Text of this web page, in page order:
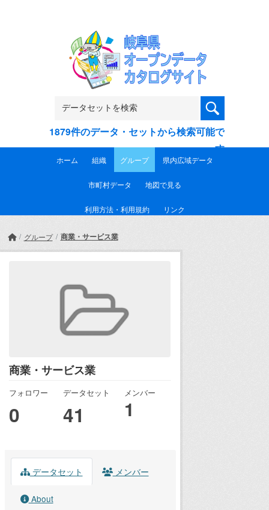
1879件のデータ・セットから検索可能で
す
ホーム 組織 グループ 県内広域データ
市町村データ 地図で見る
利用方法・利用規約 リンク
グループ 商業・サービス業
商業・サービス業
フォロワー
0
データセット
41
メンバー
1
データセット メンバー
About